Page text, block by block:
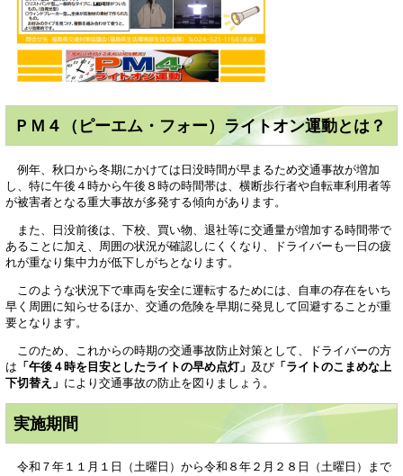
ＰＭ４（ピーエム・フォー）ライトオン運動とは？
例年、秋口から冬期にかけては日没時間が早まるため交通事故が増加
し、特に午後４時から午後８時の時間帯は、横断歩行者や自転車利用者等
が被害者となる重大事故が多発する傾向があります。
また、日没前後は、下校、買い物、退社等に交通量が増加する時間帯で
あることに加え、周囲の状況が確認しにくくなり、ドライバーも一日の疲
れが重なり集中力が低下しがちとなります。
このような状況下で車両を安全に運転するためには、自車の存在をいち
早く周囲に知らせるほか、交通の危険を早期に発見して回避することが重
要となります。
このため、これからの時期の交通事故防止対策として、ドライバーの方
は 「午後４時を目安としたライトの早め点灯」 及び 「ライトのこまめな上
下切替え」 により交通事故の防止を図りましょう。
実施期間
令和７年１１月１日（土曜日）から令和８年２月２８日（土曜日）まで